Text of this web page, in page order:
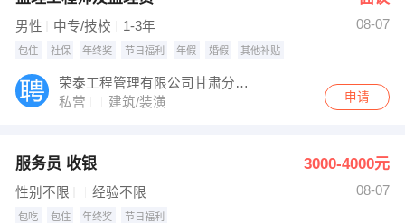
男性 中专/技校 1-3年 08-07
包住 社保 年终奖 节日福利 年假 婚假 其他补贴
荣泰工程管理有限公司甘肃分公司
私营
建筑/装潢 申请
服务员 收银 3000-4000元
性别不限 经验不限 08-07
包吃 包住 年终奖 节日福利